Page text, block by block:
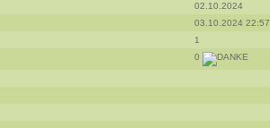
02.10.2024
03.10.2024 22:57
1
0